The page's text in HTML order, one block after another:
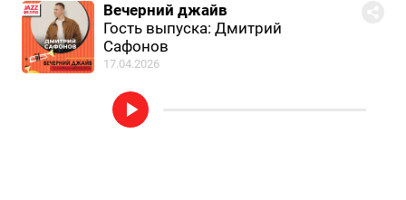
Вечерний джайв
Гость выпуска: Дмитрий
Сафонов
17.04.2026